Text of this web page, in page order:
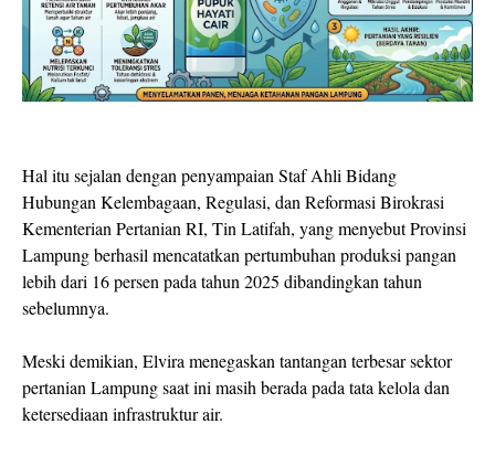
Hal itu sejalan dengan penyampaian Staf Ahli Bidang
Hubungan Kelembagaan, Regulasi, dan Reformasi Birokrasi
Kementerian Pertanian RI, Tin Latifah, yang menyebut Provinsi
Lampung berhasil mencatatkan pertumbuhan produksi pangan
lebih dari 16 persen pada tahun 2025 dibandingkan tahun
sebelumnya.
Meski demikian, Elvira menegaskan tantangan terbesar sektor
pertanian Lampung saat ini masih berada pada tata kelola dan
ketersediaan infrastruktur air.